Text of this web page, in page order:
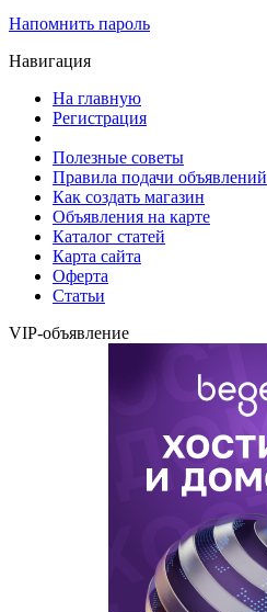
Напомнить пароль
Навигация
На главную
Регистрация
Полезные советы
Правила подачи объявлений
Как создать магазин
Объявления на карте
Каталог статей
Карта сайта
Оферта
Статьи
VIP-объявление